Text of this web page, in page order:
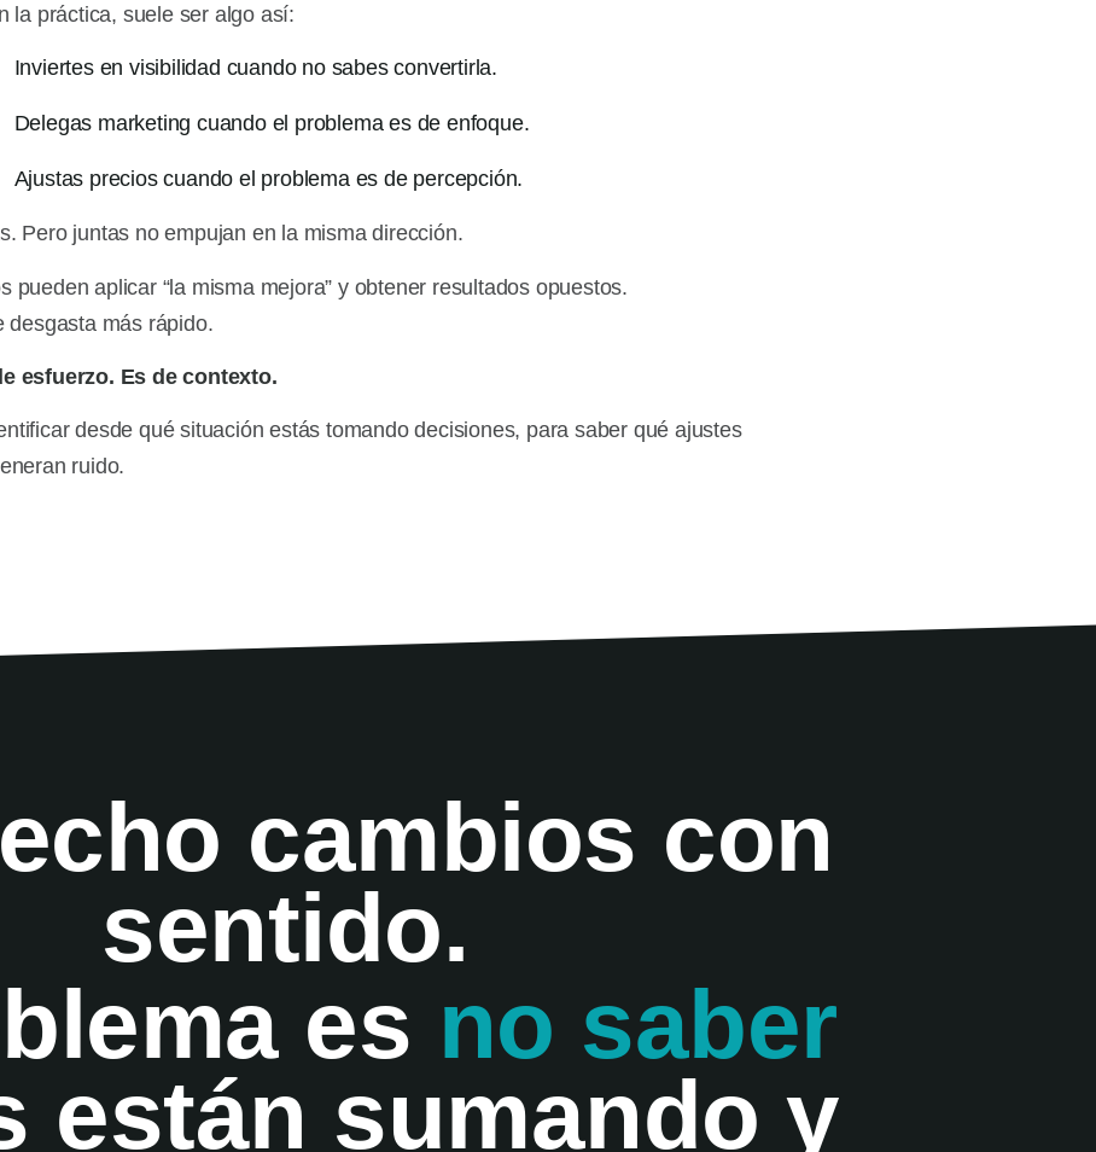
la práctica, suele ser algo así:
Inviertes en visibilidad cuando no sabes convertirla.
Delegas marketing cuando el problema es de enfoque.
Ajustas precios cuando el problema es de percepción.
Pero juntas no empujan en la misma dirección.
pueden aplicar “la misma mejora” y obtener resultados opuestos.
desgasta más rápido.
esfuerzo. Es de contexto.
desde qué situación estás tomando decisiones, para saber qué ajustes
ruido.
cambios con
sentido.
es no saber
están sumando y